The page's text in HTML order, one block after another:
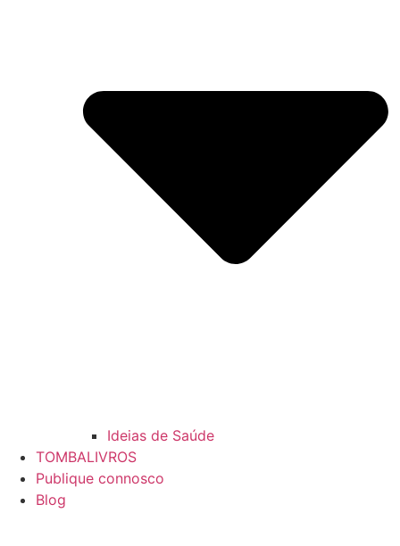
Ideias de Saúde
TOMBALIVROS
Publique connosco
Blog